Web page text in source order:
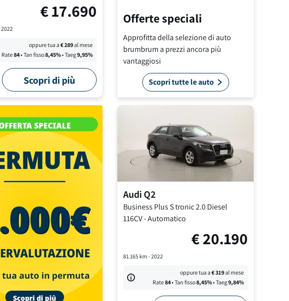
€17.690
2022
oppure tua a€289al mese
Rate84• Tan fisso8,45%• Taeg9,95%
Scopri di più
Offerte speciali
Approfitta della selezione di auto
brumbrum a prezzi ancora più
vantaggiosi
Scopri tutte le auto
Audi Q2
Business Plus S tronic2.0 Diesel
116CV-Automatico
€20.190
81.165 km -2022
oppure tua a€319al mese
Rate84• Tan fisso8,45%• Taeg9,84%